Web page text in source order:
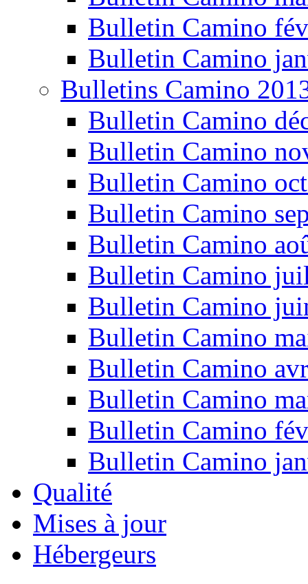
Bulletin Camino
Bulletin Camino
Bulletins Camino
Bulletin Camino
Bulletin Camino
Bulletin Camino
Bulletin Camino
Bulletin Camino
Bulletin Camino
Bulletin Camino
Bulletin Camino
Bulletin Camino
Bulletin Camino
Bulletin Camino
Bulletin Camino
Qualité
Mises à jour
Hébergeurs